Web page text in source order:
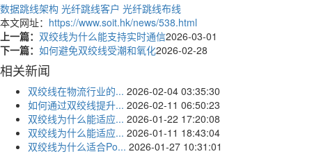
数据跳线架构 光纤跳线客户 光纤跳线布线
本文网址： https://www.soit.hk/news/538.html
上一篇： 双绞线为什么能支持实时通信2026-03-01
下一篇： 如何避免双绞线受潮和氧化2026-02-28
相关新闻
双绞线在物流行业的... 2026-02-04 03:35:30
如何通过双绞线提升... 2026-02-11 06:50:23
双绞线为什么能适应... 2026-01-22 17:20:08
双绞线为什么能适应... 2026-01-11 18:43:04
双绞线为什么适合Po... 2026-01-27 10:31:01